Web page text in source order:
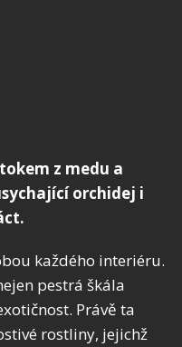
z medu a
orchidej i
každého interiéru.
pestrá škála
Právě ta
rostliny, jejichž